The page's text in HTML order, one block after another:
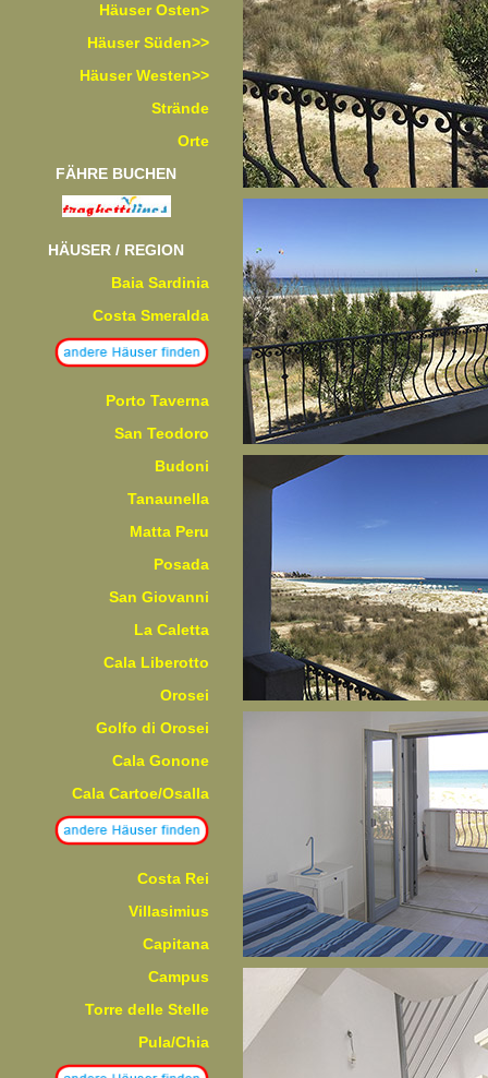
Häuser Osten>
Häuser Süden>>
Häuser Westen>>
Strände
Orte
FÄHRE BUCHEN
HÄUSER / REGION
Baia Sardinia
Costa Smeralda
Porto Taverna
San Teodoro
Budoni
Tanaunella
Matta Peru
Posada
San Giovanni
La Caletta
Cala Liberotto
Orosei
Golfo di Orosei
Cala Gonone
Cala Cartoe/Osalla
Costa Rei
Villasimius
Capitana
Campus
Torre delle Stelle
Pula/Chia